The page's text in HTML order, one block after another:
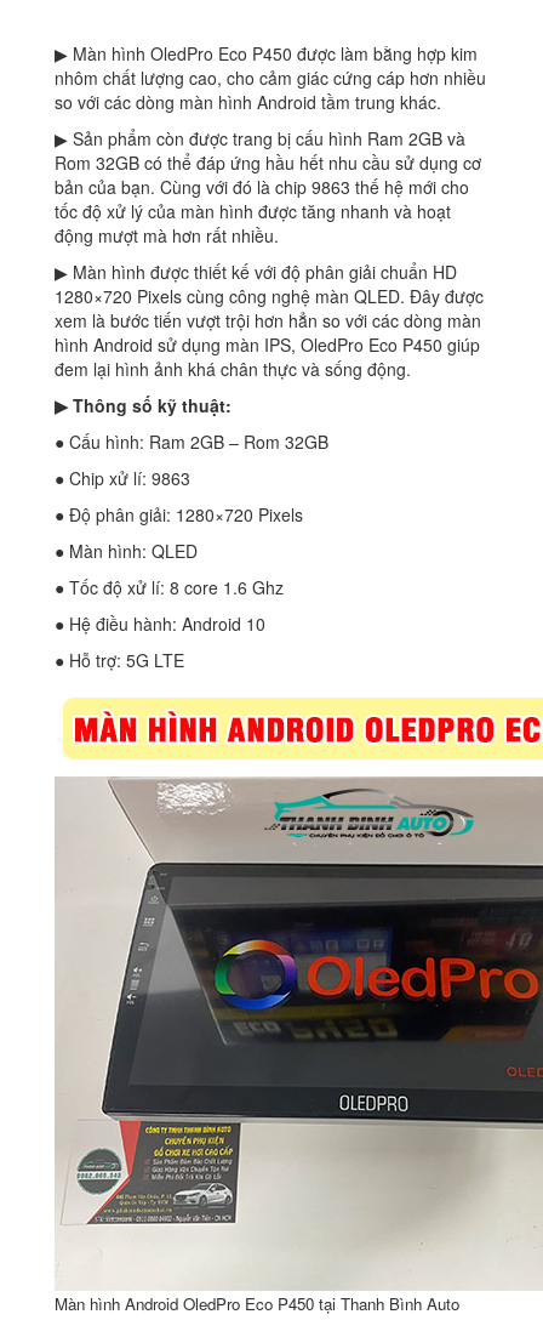
▶ Màn hình OledPro Eco P450 được làm bằng hợp kim
nhôm chất lượng cao, cho cảm giác cứng cáp hơn nhiều
so với các dòng màn hình Android tầm trung khác.
▶ Sản phẩm còn được trang bị cấu hình Ram 2GB và
Rom 32GB có thể đáp ứng hầu hết nhu cầu sử dụng cơ
bản của bạn. Cùng với đó là chip 9863 thế hệ mới cho
tốc độ xử lý của màn hình được tăng nhanh và hoạt
động mượt mà hơn rất nhiều.
▶ Màn hình được thiết kế với độ phân giải chuẩn HD
1280×720 Pixels cùng công nghệ màn QLED. Đây được
xem là bước tiến vượt trội hơn hẳn so với các dòng màn
hình Android sử dụng màn IPS, OledPro Eco P450 giúp
đem lại hình ảnh khá chân thực và sống động.
▶ Thông số kỹ thuật:
● Cấu hình: Ram 2GB – Rom 32GB
● Chip xử lí: 9863
● Độ phân giải: 1280×720 Pixels
● Màn hình: QLED
● Tốc độ xử lí: 8 core 1.6 Ghz
● Hệ điều hành: Android 10
● Hỗ trợ: 5G LTE
Màn hình Android OledPro Eco P450 tại Thanh Bình Auto